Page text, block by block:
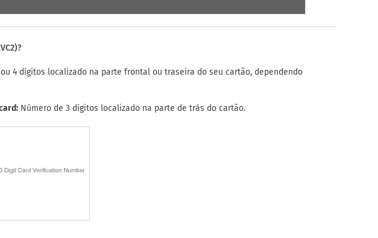
4 dígitos localizado na parte frontal ou traseira do seu cartão, dependendo
Número de 3 dígitos localizado na parte de trás do cartão.